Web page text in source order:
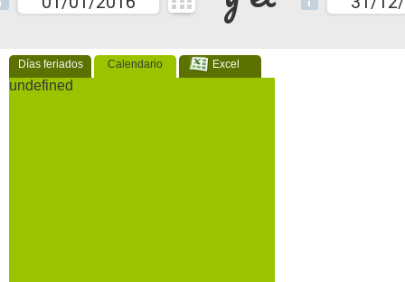
Días feriados Calendario Excel
undefined